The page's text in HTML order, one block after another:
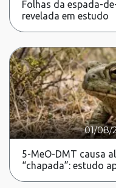
Folhas da espada-
revelada em estudo
01/08/
5-MeO-DMT causa
“chapada”: estudo